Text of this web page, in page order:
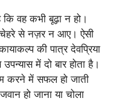
कि वह कभी बूढ़ा न हो।
चेहरे से नज़र न आए। ऐसी
की पात्र देवप्रिया
में दो बार होता है।
करने में सफल हो जाती
हो जाना या चोला